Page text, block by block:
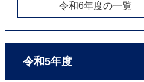
令和6年度の一覧
令和5年度